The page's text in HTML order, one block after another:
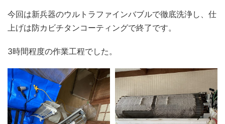
今回は新兵器のウルトラファインバブルで徹底洗浄し、仕
上げは防カビチタンコーティングで終了です。
3時間程度の作業工程でした。